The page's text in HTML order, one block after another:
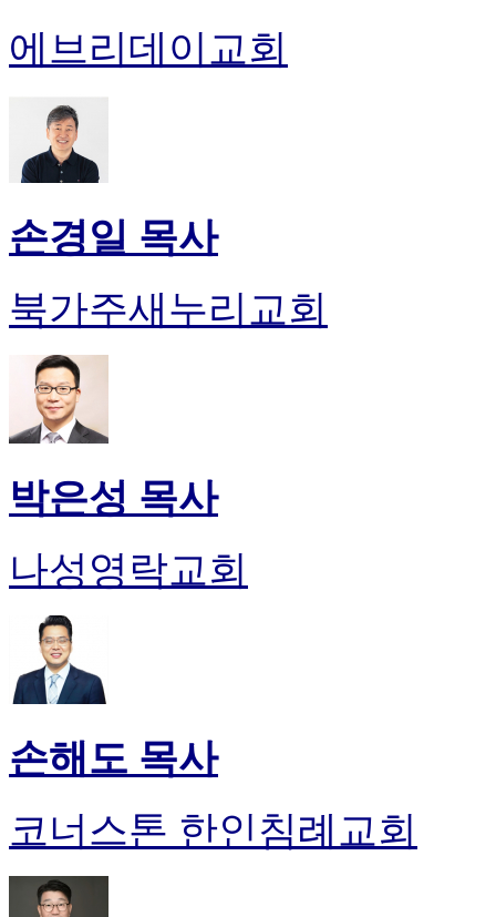
에브리데이교회
손경일 목사
북가주새누리교회
박은성 목사
나성영락교회
손해도 목사
코너스톤 한인침례교회